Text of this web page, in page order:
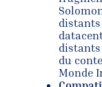
distants
du
Monde